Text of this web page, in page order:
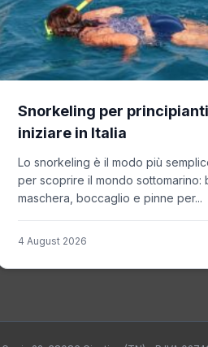
Snorkeling per
iniziare in Italia
Lo snorkeling è il modo più
per scoprire il mondo sottomarino:
maschera, boccaglio e pinne per...
4 August 2026